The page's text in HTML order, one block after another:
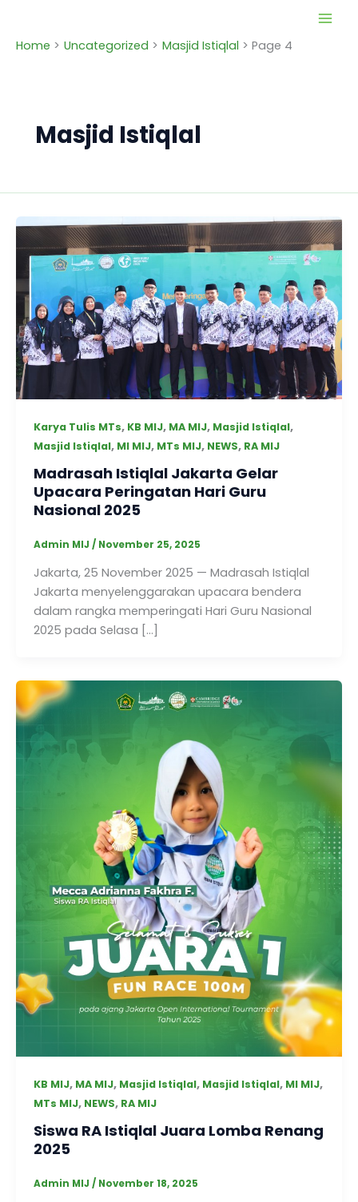
content
Home Uncategorized Masjid Istiqlal Page 4
Masjid Istiqlal
Karya Tulis MTs, KB MIJ, MA MIJ, Masjid Istiqlal,
Masjid Istiqlal, MI MIJ, MTs MIJ, NEWS, RA MIJ
Madrasah Istiqlal Jakarta Gelar
Upacara Peringatan Hari Guru
Nasional 2025
Admin MIJ / November 25, 2025
Jakarta, 25 November 2025 — Madrasah Istiqlal
Jakarta menyelenggarakan upacara bendera
dalam rangka memperingati Hari Guru Nasional
2025 pada Selasa […]
KB MIJ, MA MIJ, Masjid Istiqlal, Masjid Istiqlal, MI MIJ,
MTs MIJ, NEWS, RA MIJ
Siswa RA Istiqlal Juara Lomba Renang
2025
Admin MIJ / November 18, 2025